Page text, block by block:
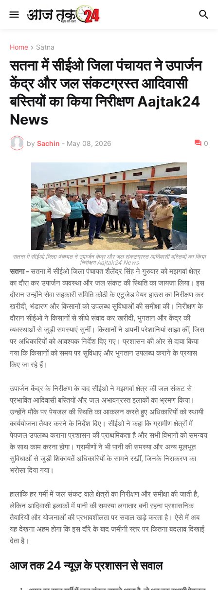
Home Satna
सतना में सीईओ जिला पंचायत ने उपार्जन
केंद्र और जल संकटग्रस्त आदिवासी
बस्तियों का किया निरीक्षण Aajtak24
News
by Sachin - May 08, 2026 0
सतना में सीईओ जिला पंचायत ने उपार्जन केंद्र और जल संकटग्रस्त आदिवासी बस्तियों का किया
निरीक्षण Aajtak24 News
सतना- सतनामें सीईओ जिला पंचायतशैलेंद्र सिंहने गुरुवार को मझगवां क्षेत्र
का दौरा कर उपार्जन व्यवस्था और जल संकट की स्थिति का जायजा लिया। इस
दौरान उन्होंने सेवा सहकारी समिति कोठी के एटूजेड वेयर हाउस का निरीक्षण कर
खरीदी, भंडारण और किसानों को उपलब्ध सुविधाओं की समीक्षा की। निरीक्षण के
दौरान सीईओ ने किसानों से सीधे संवाद कर खरीदी, भुगतान और केंद्र की
व्यवस्थाओं से जुड़ी समस्याएं सुनीं। किसानों ने अपनी परेशानियां साझा कीं, जिस
पर अधिकारियों को आवश्यक निर्देश दिए गए। प्रशासन की ओर से दावा किया
गया कि किसानों को समय पर सुविधाएं और भुगतान उपलब्ध कराने के प्रयास
किए जा रहे हैं।
उपार्जन केंद्र के निरीक्षण के बाद सीईओ ने मझगवां क्षेत्र की जल संकट से
प्रभावित आदिवासी बस्तियों और जल अभावग्रस्त इलाकों का भ्रमण किया।
उन्होंने मौके पर पेयजल की स्थिति का आकलन करते हुए अधिकारियों को स्थायी
कार्ययोजना तैयार करने के निर्देश दिए। सीईओ ने कहा कि ग्रामीण क्षेत्रों में
पेयजल उपलब्ध कराना प्रशासन की प्राथमिकता है और सभी विभागों को समन्वय
के साथ काम करना होगा। ग्रामीणों ने भी पानी की समस्या और अन्य मूलभूत
सुविधाओं से जुड़ी शिकायतें अधिकारियों के सामने रखीं, जिनके निराकरण का
भरोसा दिया गया।
हालांकि हर गर्मी में जल संकट वाले क्षेत्रों का निरीक्षण और समीक्षा की जाती है,
लेकिन आदिवासी इलाकों में पानी की समस्या लगातार बनी रहना प्रशासनिक
तैयारियों और योजनाओं की प्रभावशीलता पर सवाल खड़े करता है। ऐसे में अब
यह देखना अहम होगा कि इस दौरे के बाद जमीनी स्तर पर कितना बदलाव दिखाई
देता है।
आज तक 24 न्यूज़ के प्रशासन से सवाल